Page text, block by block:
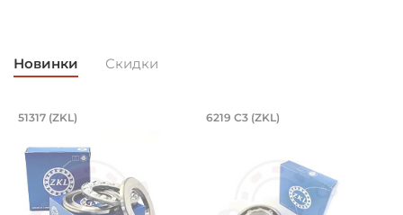
Новинки Скидки
Подшипник 85х150х49 мм,
51317 (ZKL) Подшипник
6219 C3 (ZKL)